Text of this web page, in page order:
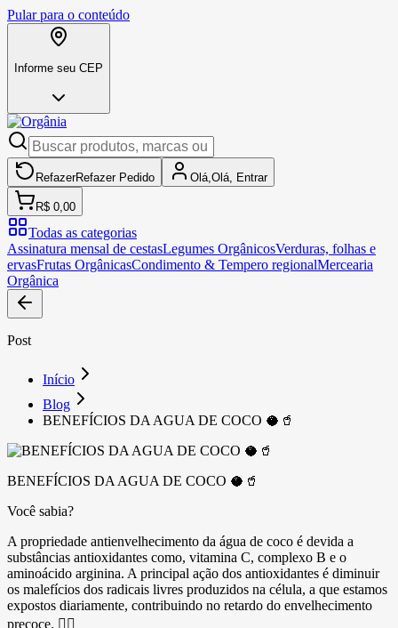
Pular para o conteúdo
Informe seu CEP
RefazerRefazer Pedido Olá, Olá, Entrar
R$ 0,00
Todas as categorias
Assinatura mensal de cestasLegumes OrgânicosVerduras, folhas e
ervasFrutas OrgânicasCondimento & Tempero regionalMercearia
Orgânica
Post
Início
Blog
BENEFÍCIOS DA AGUA DE COCO 🥥🥤
BENEFÍCIOS DA AGUA DE COCO 🥥🥤
Você sabia?
A propriedade antienvelhecimento da água de coco é devida a
substâncias antioxidantes como, vitamina C, complexo B e o
aminoácido arginina. A principal ação dos antioxidantes é diminuir
os malefícios dos radicais livres produzidos na célula, a que estamos
expostos diariamente, contribuindo no retardo do envelhecimento
precoce. 💆‍♀️